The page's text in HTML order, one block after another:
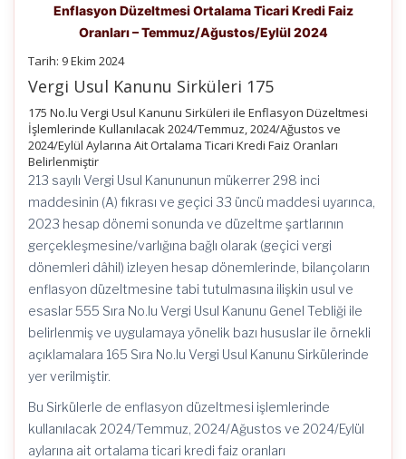
Enflasyon Düzeltmesi Ortalama Ticari Kredi Faiz
Oranları – Temmuz/Ağustos/Eylül 2024
Tarih: 9 Ekim 2024
Vergi Usul Kanunu Sirküleri 175
175 No.lu Vergi Usul Kanunu Sirküleri ile Enflasyon Düzeltmesi
İşlemlerinde Kullanılacak 2024/Temmuz, 2024/Ağustos ve
2024/Eylül Aylarına Ait Ortalama Ticari Kredi Faiz Oranları
Belirlenmiştir
213 sayılı Vergi Usul Kanununun mükerrer 298 inci
maddesinin (A) fıkrası ve geçici 33 üncü maddesi uyarınca,
2023 hesap dönemi sonunda ve düzeltme şartlarının
gerçekleşmesine/varlığına bağlı olarak (geçici vergi
dönemleri dâhil) izleyen hesap dönemlerinde, bilançoların
enflasyon düzeltmesine tabi tutulmasına ilişkin usul ve
esaslar 555 Sıra No.lu Vergi Usul Kanunu Genel Tebliği ile
belirlenmiş ve uygulamaya yönelik bazı hususlar ile örnekli
açıklamalara 165 Sıra No.lu Vergi Usul Kanunu Sirkülerinde
yer verilmiştir.
Bu Sirkülerle de enflasyon düzeltmesi işlemlerinde
kullanılacak 2024/Temmuz, 2024/Ağustos ve 2024/Eylül
aylarına ait ortalama ticari kredi faiz oranları